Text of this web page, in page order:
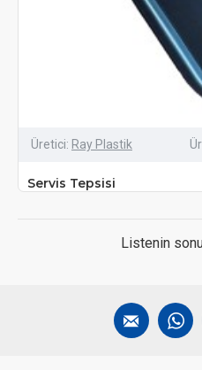
Üretici: Ray Plastik
Servis Tepsisi
Listenin